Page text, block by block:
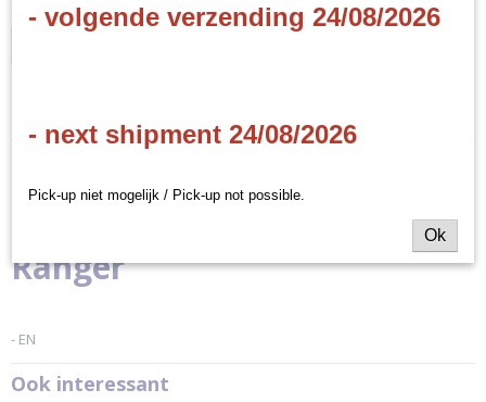
Ontvang een mailtje zodra het product weer op voorraad is.
Productcode leverancier
Hero Realms Character Pack:
Ranger
- EN
Ook interessant
- volgende verzending 24/08/2026
- next shipment 24/08/2026
Pick-up niet mogelijk / Pick-up not possible.
Ok